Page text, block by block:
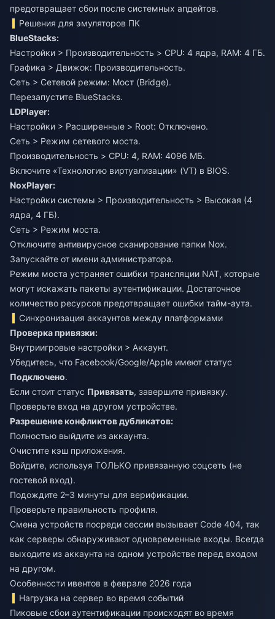
предотвращает сбои после системных апдейтов.
Решения для эмуляторов ПК
BlueStacks:
Настройки > Производительность > CPU: 4 ядра, RAM: 4 ГБ.
Графика > Движок: Производительность.
Сеть > Сетевой режим: Мост (Bridge).
Перезапустите BlueStacks.
LDPlayer:
Настройки > Расширенные > Root: Отключено.
Сеть > Режим сетевого моста.
Производительность > CPU: 4, RAM: 4096 МБ.
Включите «Технологию виртуализации» (VT) в BIOS.
NoxPlayer:
Настройки системы > Производительность > Высокая (4
ядра, 4 ГБ).
Сеть > Режим моста.
Отключите антивирусное сканирование папки Nox.
Запускайте от имени администратора.
Режим моста устраняет ошибки трансляции NAT, которые
могут искажать пакеты аутентификации. Достаточное
количество ресурсов предотвращает ошибки тайм-аута.
Синхронизация аккаунтов между платформами
Проверка привязки:
Внутриигровые настройки > Аккаунт.
Убедитесь, что Facebook/Google/Apple имеют статус
Подключено.
Если стоит статус Привязать, завершите привязку.
Проверьте вход на другом устройстве.
Разрешение конфликтов дубликатов:
Полностью выйдите из аккаунта.
Очистите кэш приложения.
Войдите, используя ТОЛЬКО привязанную соцсеть (не
гостевой вход).
Подождите 2–3 минуты для верификации.
Проверьте правильность профиля.
Смена устройств посреди сессии вызывает Code 404, так
как серверы обнаруживают одновременные входы. Всегда
выходите из аккаунта на одном устройстве перед входом
на другом.
Особенности ивентов в феврале 2026 года
Нагрузка на сервер во время событий
Пиковые сбои аутентификации происходят во время